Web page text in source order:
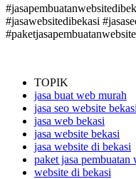
#jasawebsitedibekasi
#paketjasapembuatanwebsite
TOPIK
jasa buat web murah
jasa seo website bekasi
jasa web bekasi
jasa website bekasi
jasa website di bekasi
paket jasa pembuatan
website di bekasi